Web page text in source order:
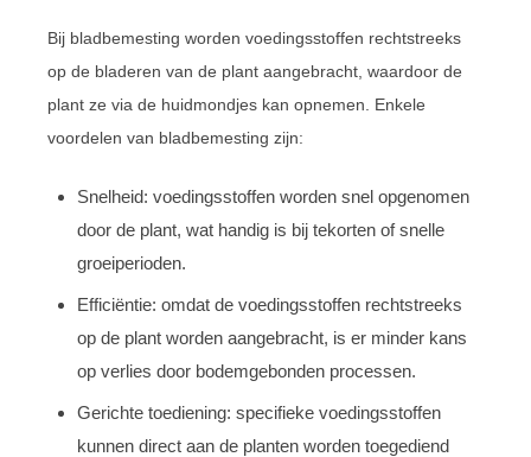
Bij bladbemesting worden voedingsstoffen rechtstreeks
op de bladeren van de plant aangebracht, waardoor de
plant ze via de huidmondjes kan opnemen. Enkele
voordelen van bladbemesting zijn:
Snelheid: voedingsstoffen worden snel opgenomen
door de plant, wat handig is bij tekorten of snelle
groeiperioden.
Efficiëntie: omdat de voedingsstoffen rechtstreeks
op de plant worden aangebracht, is er minder kans
op verlies door bodemgebonden processen.
Gerichte toediening: specifieke voedingsstoffen
kunnen direct aan de planten worden toegediend